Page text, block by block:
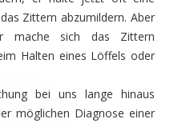
Zittern abzumildern. Aber
mache sich das Zittern
Halten eines Löffels oder
bei uns lange hinaus
möglichen Diagnose einer